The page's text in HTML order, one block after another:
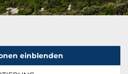
einblenden